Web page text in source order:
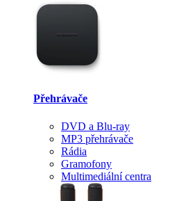
Přehrávače
DVD a Blu-ray
MP3 přehrávače
Rádia
Gramofony
Multimediální centra